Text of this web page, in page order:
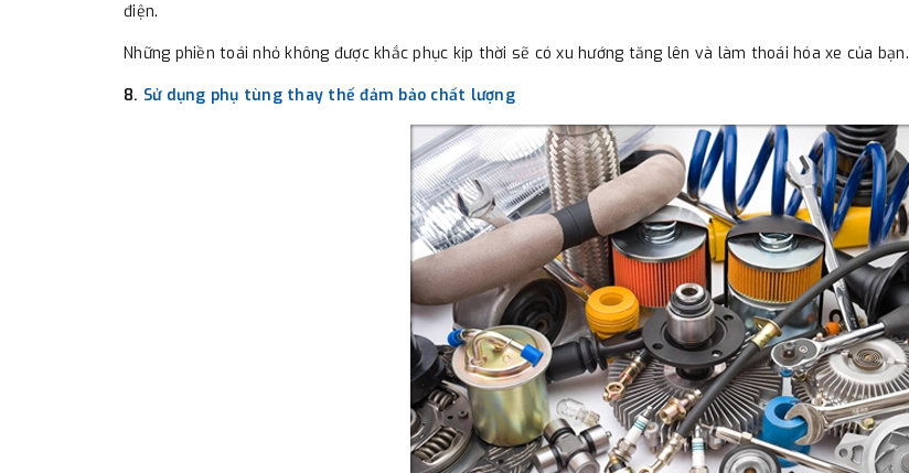
điện.
Những phiền toái nhỏ không được khắc phục kịp thời sẽ có xu hướng tăng lên và làm thoái hóa xe của bạn.
8. Sử dụng phụ tùng thay thế đảm bảo chất lượng